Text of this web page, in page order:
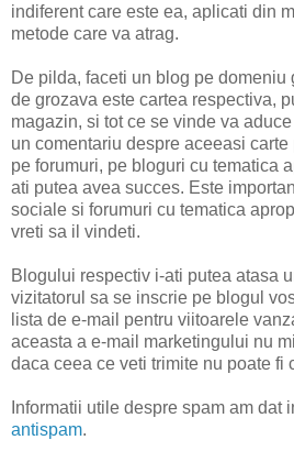
indiferent care este ea, aplicati din
metode care va atrag.
De pilda, faceti un blog pe domeniu
de grozava este cartea respectiva,
magazin, si tot ce se vinde va
un comentariu despre aceeasi
pe forumuri, pe bloguri cu tematica
ati putea avea succes. Este
sociale si forumuri cu tematica
vreti sa il vindeti.
Blogului respectiv i-ati putea atasa
vizitatorul sa se inscrie pe blogul
lista de e-mail pentru viitoarele
aceasta a e-mail marketingului nu
daca ceea ce veti trimite nu poate fi
Informatii utile despre spam am dat
antispam.